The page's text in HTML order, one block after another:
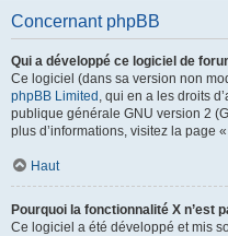
Concernant phpBB
Qui a développé ce logiciel de
Ce logiciel (dans sa version non
phpBB Limited , qui en a les droits
publique générale GNU version 2
plus d’informations, visitez la page «
Haut
Pourquoi la fonctionnalité X n’est
Ce logiciel a été développé et mis